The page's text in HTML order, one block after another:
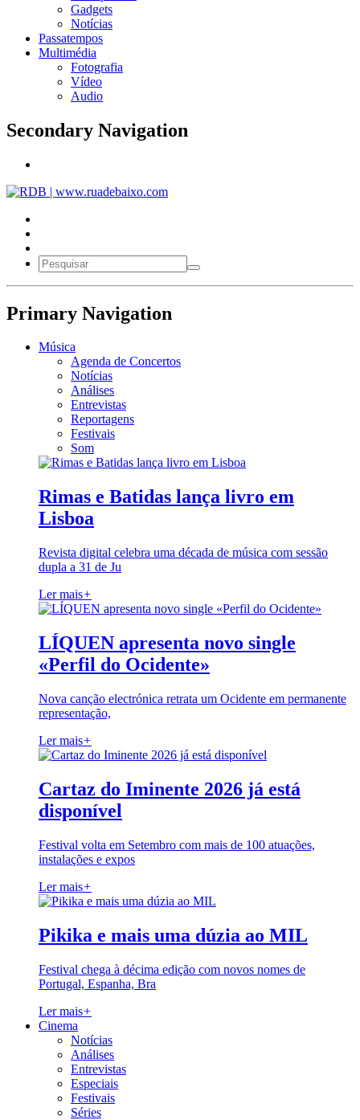
Gadgets
Notícias
Passatempos
Multimédia
Fotografia
Vídeo
Audio
Secondary Navigation
Primary Navigation
Música
Agenda de Concertos
Notícias
Análises
Entrevistas
Reportagens
Festivais
Som
Rimas e Batidas lança livro em
Lisboa
Revista digital celebra uma década de música com sessão
dupla a 31 de Ju
Ler mais+
LÍQUEN apresenta novo single
«Perfil do Ocidente»
Nova canção electrónica retrata um Ocidente em permanente
representação,
Ler mais+
Cartaz do Iminente 2026 já está
disponível
Festival volta em Setembro com mais de 100 atuações,
instalações e expos
Ler mais+
Pikika e mais uma dúzia ao MIL
Festival chega à décima edição com novos nomes de
Portugal, Espanha, Bra
Ler mais+
Cinema
Notícias
Análises
Entrevistas
Especiais
Festivais
Séries